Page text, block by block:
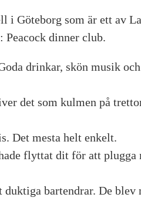
i Göteborg som är ett av
Peacock dinner club.
drinkar, skön musik
det som kulmen på
Det mesta helt enkelt.
flyttat dit för att plugga
bartendrar. De blev